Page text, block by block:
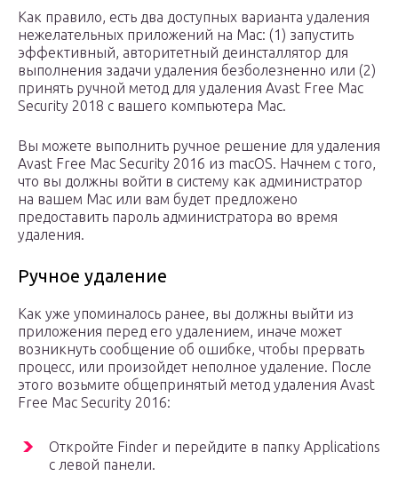
Как правило, есть два доступных варианта удаления
нежелательных приложений на Mac: (1) запустить
эффективный, авторитетный деинсталлятор для
выполнения задачи удаления безболезненно или (2)
принять ручной метод для удаления Avast Free Mac
Security 2018 с вашего компьютера Mac.
Вы можете выполнить ручное решение для удаления
Avast Free Mac Security 2016 из macOS. Начнем с того,
что вы должны войти в систему как администратор
на вашем Mac или вам будет предложено
предоставить пароль администратора во время
удаления.
Ручное удаление
Как уже упоминалось ранее, вы должны выйти из
приложения перед его удалением, иначе может
возникнуть сообщение об ошибке, чтобы прервать
процесс, или произойдет неполное удаление. После
этого возьмите общепринятый метод удаления Avast
Free Mac Security 2016:
Откройте Finder и перейдите в папку Applications
с левой панели.